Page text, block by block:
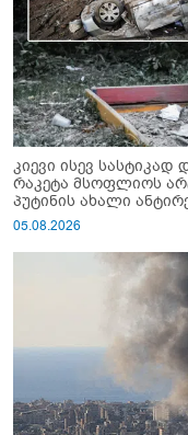
კიევი ისევ სასტიკად
რაკეტა მსოფლიოს
პუტინის ახალი
05.08.2026